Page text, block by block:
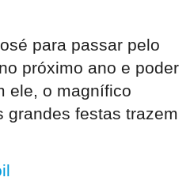
para passar pelo
no próximo ano e poder
ele, o magnífico
grandes festas trazem